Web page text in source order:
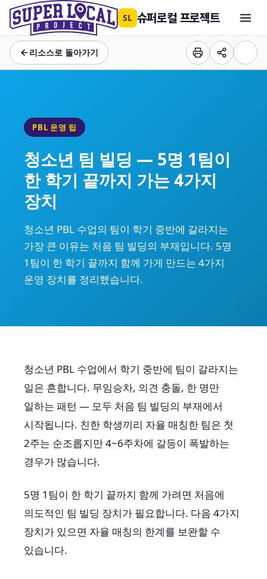
SL 슈퍼로컬 프로젝트
리소스로 돌아가기
PBL 운영 팁
청소년 팀 빌딩 — 5명 1팀이
한 학기 끝까지 가는 4가지
장치
청소년 PBL 수업의 팀이 학기 중반에 갈라지는
가장 큰 이유는 처음 팀 빌딩의 부재입니다. 5명
1팀이 한 학기 끝까지 함께 가게 만드는 4가지
운영 장치를 정리했습니다.
청소년 PBL 수업에서 학기 중반에 팀이 갈라지는
일은 흔합니다. 무임승차, 의견 충돌, 한 명만
일하는 패턴 — 모두 처음 팀 빌딩의 부재에서
시작됩니다. 친한 학생끼리 자율 매칭한 팀은 첫
2주는 순조롭지만 4~6주차에 갈등이 폭발하는
경우가 많습니다.
5명 1팀이 한 학기 끝까지 함께 가려면 처음에
의도적인 팀 빌딩 장치가 필요합니다. 다음 4가지
장치가 있으면 자율 매칭의 한계를 보완할 수
있습니다.